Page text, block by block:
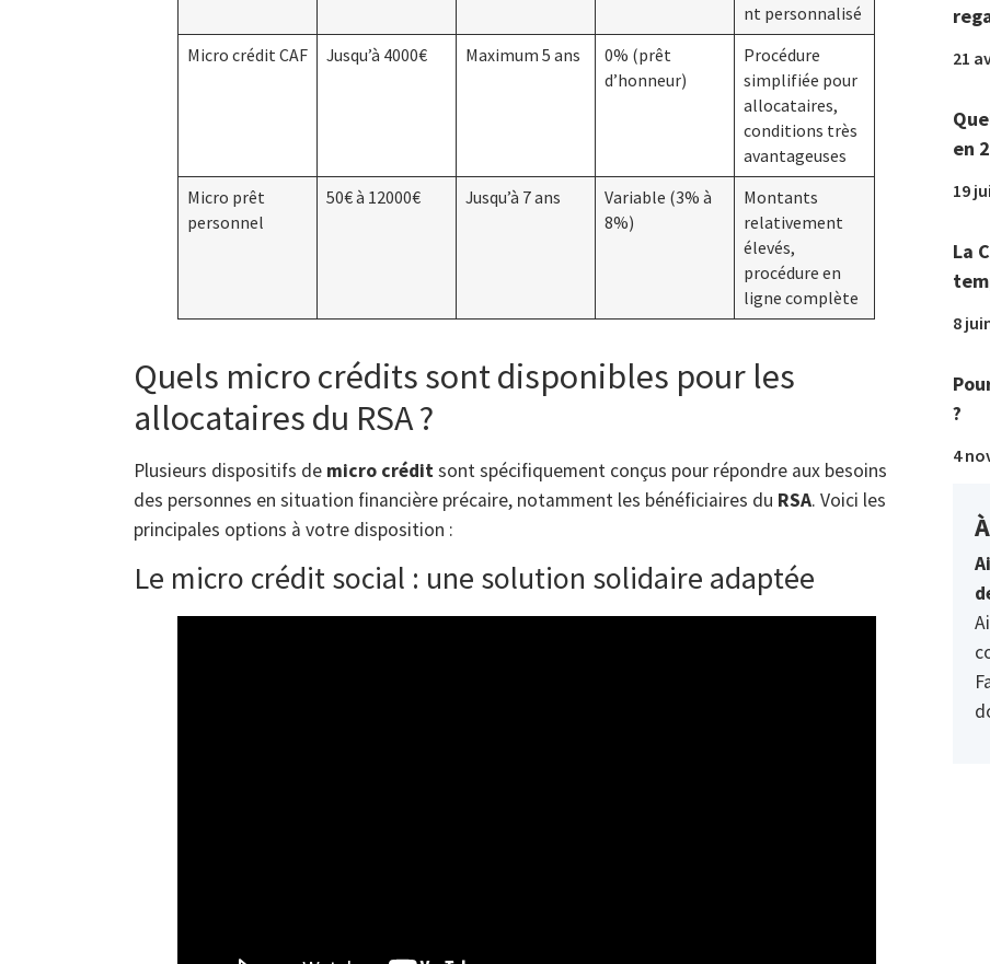
nt personnalisé
Micro crédit CAF
Jusqu’à 4000€ Maximum 5 ans
0% (prêt
d’honneur)
Procédure
simplifiée pour
allocataires,
conditions très
avantageuses
Micro prêt
personnel
50€ à 12000€ Jusqu’à 7 ans
Variable (3% à
8%)
Montants
relativement
élevés,
procédure en
ligne complète
Quels micro crédits sont disponibles pour les
allocataires du RSA ?
Plusieurs dispositifs de micro créditsont spécifiquement conçus pour répondre aux besoins
des personnes en situation financière précaire, notamment les bénéficiaires du RSA. Voici les
principales options à votre disposition :
Le micro crédit social : une solution solidaire adaptée
21
en
19
La
8
?
4